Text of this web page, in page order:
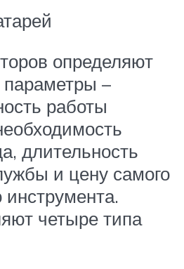
определяют
–
работы
длительность
и цену самого
инструмента.
четыре типа